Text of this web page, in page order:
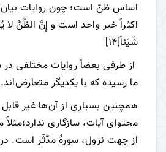
اساس ظنّ است؛ چون روایات
اکثراً خبر واحد است و إِنَّ الظَّنَّ
شَيْئاً[14]
از طرفی بعضاً روایات مختلفی
ما رسیده که با یکدیگر متعارض‌اند.
همچنین بسیاری از آن‌ها غیر
محتوای آیات، سازگاری
از جهت نزول، سورۀ مدّثّر است.